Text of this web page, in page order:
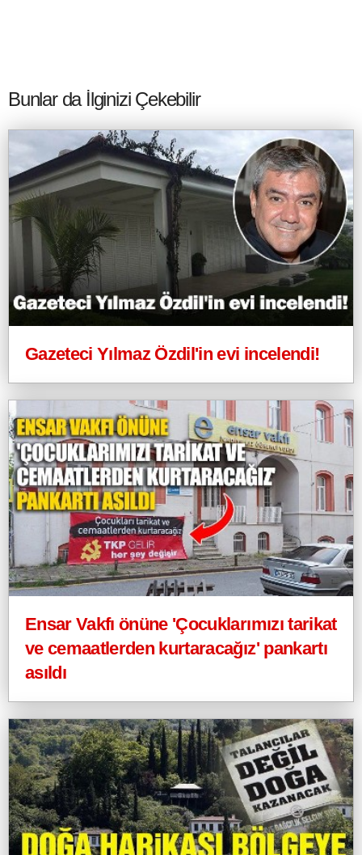
Bunlar da İlginizi Çekebilir
Gazeteci Yılmaz Özdil'in evi incelendi!
Ensar Vakfı önüne 'Çocuklarımızı tarikat
ve cemaatlerden kurtaracağız' pankartı
asıldı